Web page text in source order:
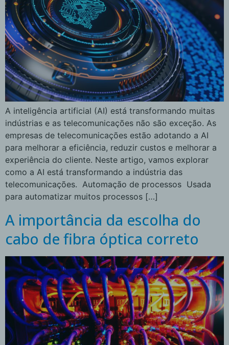
A inteligência artificial (AI) está transformando muitas
indústrias e as telecomunicações não são exceção. As
empresas de telecomunicações estão adotando a AI
para melhorar a eficiência, reduzir custos e melhorar a
experiência do cliente. Neste artigo, vamos explorar
como a AI está transformando a indústria das
telecomunicações. Automação de processos Usada
para automatizar muitos processos […]
A importância da escolha do
cabo de fibra óptica correto